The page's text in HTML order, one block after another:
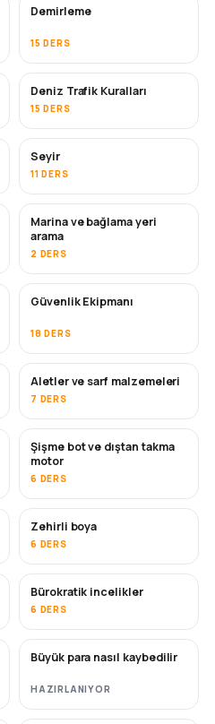
Demirleme
15 DERS
Deniz Trafik Kuralları
15 DERS
Seyir
11 DERS
Marina ve bağlama yeri
arama
2 DERS
Güvenlik Ekipmanı
18 DERS
Aletler ve sarf malzemeleri
7 DERS
Şişme bot ve dıştan takma
motor
6 DERS
YAKINDA
Zehirli boya
6 DERS
Bürokratik incelikler
6 DERS
YAKINDA
Büyük para nasıl kaybedilir
HAZIRLANIYOR